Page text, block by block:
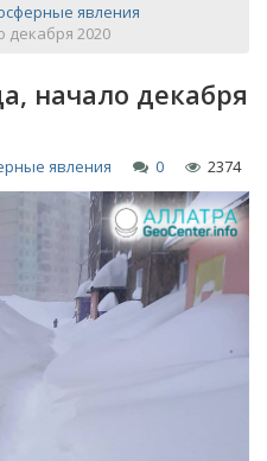
явления
декабря 2020
начало декабря
явления 0 2374